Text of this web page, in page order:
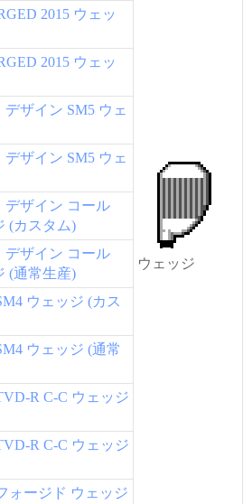
ウェッジ
2015 ウェッ
2015 ウェッ
ザイン SM5 ウェ
ザイン SM5 ウェ
デザイン コール
(カスタム)
デザイン コール
(通常生産)
ウェッジ (カス
ウェッジ (通常
R C-C ウェッジ
R C-C ウェッジ
ォージド ウェッジ